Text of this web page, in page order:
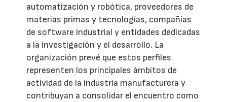
automatización y robótica, proveedores de
materias primas y tecnologías, compañías
de software industrial y entidades dedicadas
a la investigación y el desarrollo. La
organización prevé que estos perfiles
representen los principales ámbitos de
actividad de la industria manufacturera y
contribuyan a consolidar el encuentro como